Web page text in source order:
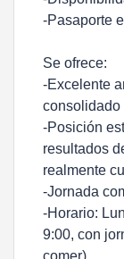
-Pasaporte
Se ofrece:
-Excelente
consolidado
-Posición
resultados
realmente
-Jornada
-Horario:
9:00, con
comer).